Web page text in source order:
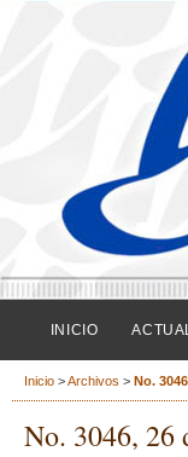
INICIO
Inicio >Archivos > No.
No. 3046, 26